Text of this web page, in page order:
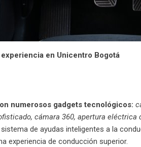
experiencia en Unicentro Bogotá
numerosos gadgets tecnológicos:
cámara 360, apertura eléctrica
de ayudas inteligentes a la
experiencia de conducción superior.